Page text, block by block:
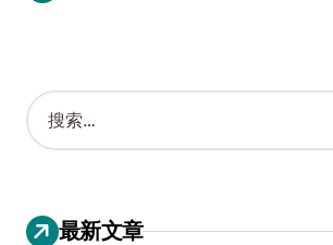
搜
索
：
最新文章